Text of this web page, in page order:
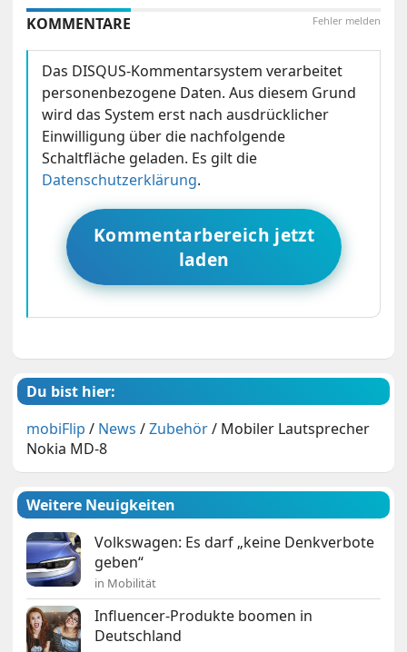
Fehler melden
KOMMENTARE
Das DISQUS-Kommentarsystem verarbeitet
personenbezogene Daten. Aus diesem Grund
wird das System erst nach ausdrücklicher
Einwilligung über die nachfolgende
Schaltfläche geladen. Es gilt die
Datenschutzerklärung.
Kommentarbereich jetzt
laden
Du bist hier:
mobiFlip / News /Zubehör/ Mobiler Lautsprecher
Nokia MD-8
Weitere Neuigkeiten
Volkswagen: Es darf „keine Denkverbote
geben“
in Mobilität
Influencer-Produkte boomen in
Deutschland